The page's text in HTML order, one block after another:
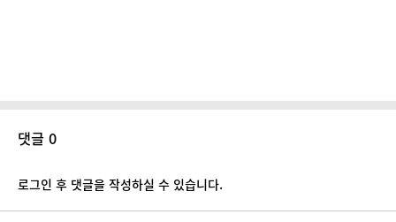
댓글 0
로그인 후 댓글을 작성하실 수 있습니다.